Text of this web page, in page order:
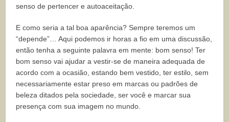
senso de pertencer e autoaceitação.
E como seria a tal boa aparência? Sempre teremos um
“depende”… Aqui podemos ir horas a fio em uma discussão,
então tenha a seguinte palavra em mente: bom senso! Ter
bom senso vai ajudar a vestir-se de maneira adequada de
acordo com a ocasião, estando bem vestido, ter estilo, sem
necessariamente estar preso em marcas ou padrões de
beleza ditados pela sociedade, ser você e marcar sua
presença com sua imagem no mundo.